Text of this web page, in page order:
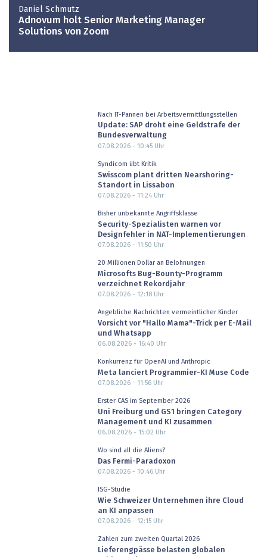
Daniel Schmutz
Adnovum holt Senior Marketing Manager
Solutions von Zoom
Nach IT-Pannen bei Arbeitsvermittlungsstellen
Update: SAP droht eine Geldstrafe der
Bundesverwaltung
07.08.2026 - 10:45Uhr
Syndicom übt Kritik
Swisscom plant dritten Nearshoring-
Standort in Lissabon
07.08.2026 - 11:24Uhr
Bisher unbekannte Angriffsklasse
Security-Spezialisten warnen vor
Designfehler in NAT-Implementierungen
07.08.2026 - 11:50 Uhr
20 Millionen Dollar an Belohnungen
Microsofts Bug-Bounty-Programm
verzeichnet Rekordjahr
07.08.2026 - 12:18Uhr
Angebliche Nachrichten vermeintlicher Kinder
Vorsicht vor "Hallo Mama"-Trick per E-Mail
und Whatsapp
06.08.2026 - 16:40 Uhr
Konkurrenz für OpenAI und Anthropic
Meta lanciert Programmier-KI Muse Code
07.08.2026 - 11:56Uhr
Erster CAS im September 2026
Uni Freiburg und GS1 bringen Category
Management und KI zusammen
06.08.2026 - 15:02 Uhr
Wo sind all die Aliens?
Das Fermi-Paradoxon
07.08.2026 - 10:46Uhr
ISG-Studie
Wie Schweizer Unternehmen ihre Cloud
an KI anpassen
07.08.2026 - 12:15Uhr
Zahlen zum zweiten Quartal 2026
Lieferengpässe belasten globalen